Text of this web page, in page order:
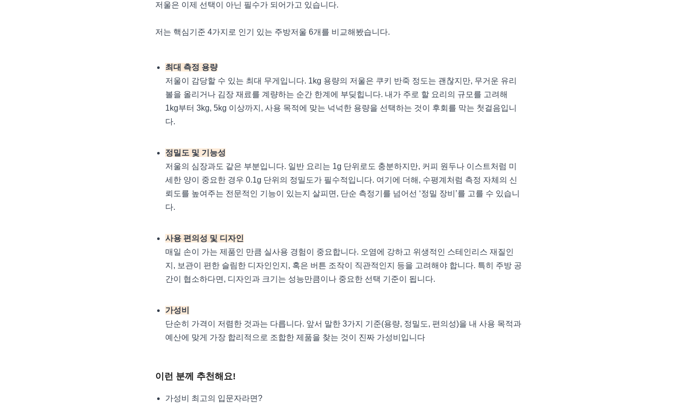
저울은 이제 선택이 아닌 필수가 되어가고 있습니다.
저는 핵심기준 4가지로 인기 있는 주방저울 6개를 비교해봤습니다.
최대 측정 용량
저울이 감당할 수 있는 최대 무게입니다. 1kg 용량의 저울은 쿠키 반죽 정도는 괜찮지만, 무거운 유리
볼을 올리거나 김장 재료를 계량하는 순간 한계에 부딪힙니다. 내가 주로 할 요리의 규모를 고려해
1kg부터 3kg, 5kg 이상까지, 사용 목적에 맞는 넉넉한 용량을 선택하는 것이 후회를 막는 첫걸음입니
다.
정밀도 및 기능성
저울의 심장과도 같은 부분입니다. 일반 요리는 1g 단위로도 충분하지만, 커피 원두나 이스트처럼 미
세한 양이 중요한 경우 0.1g 단위의 정밀도가 필수적입니다. 여기에 더해, 수평계처럼 측정 자체의 신
뢰도를 높여주는 전문적인 기능이 있는지 살피면, 단순 측정기를 넘어선 ‘정밀 장비’를 고를 수 있습니
다.
사용 편의성 및 디자인
매일 손이 가는 제품인 만큼 실사용 경험이 중요합니다. 오염에 강하고 위생적인 스테인리스 재질인
지, 보관이 편한 슬림한 디자인인지, 혹은 버튼 조작이 직관적인지 등을 고려해야 합니다. 특히 주방 공
간이 협소하다면, 디자인과 크기는 성능만큼이나 중요한 선택 기준이 됩니다.
가성비
단순히 가격이 저렴한 것과는 다릅니다. 앞서 말한 3가지 기준(용량, 정밀도, 편의성)을 내 사용 목적과
예산에 맞게 가장 합리적으로 조합한 제품을 찾는 것이 진짜 가성비입니다
이런 분께 추천해요!
가성비 최고의 입문자라면?